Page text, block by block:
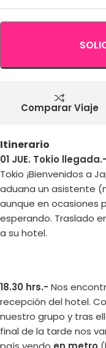
Comparar Viaje
Itinerario
01 JUE. Tokio llegada.-
Tokio ¡Bienvenidos a
aduana un asistente
aunque en ocasiones
esperando. Traslado
a su hotel.
18.30 hrs.- Nos
recepción del hotel.
nuestro grupo y tras
final de la tarde nos